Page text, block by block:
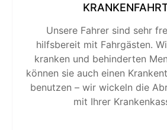
Unsere Fahrer sind sehr
hilfsbereit mit Fahrgästen.
kranken und behinderten
können sie auch einen
benutzen – wir wickeln die
mit Ihrer